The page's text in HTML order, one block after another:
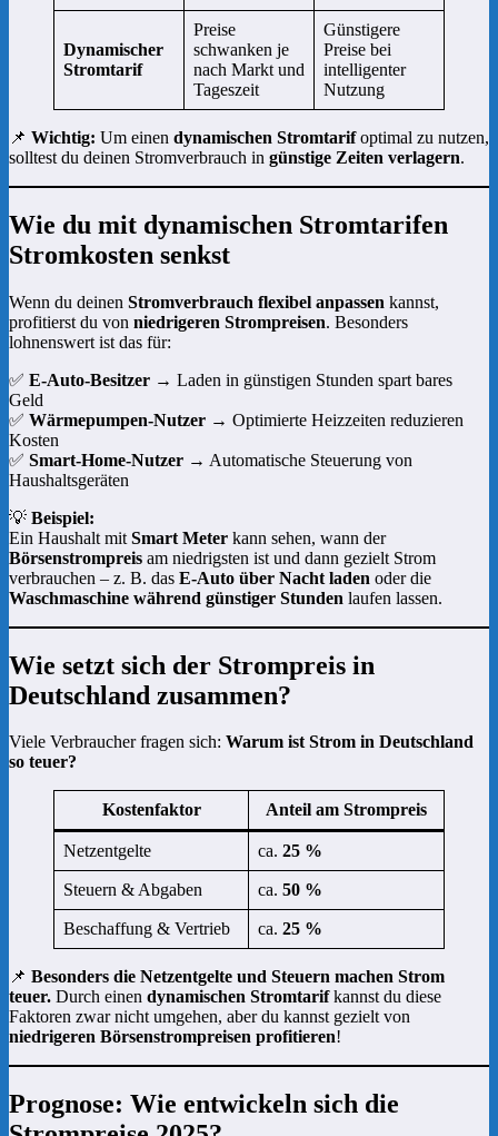
Dynamischer
Stromtarif
Preise
schwanken je
nach Markt und
Tageszeit
Günstigere
Preise bei
intelligenter
Nutzung
📌 Wichtig: Um einen dynamischen Stromtarifoptimal zu nutzen,
solltest du deinen Stromverbrauch in günstige Zeiten verlagern.
Wie du mit dynamischen Stromtarifen
Stromkosten senkst
Wenn du deinen Stromverbrauch flexibel anpassen kannst,
profitierst du von niedrigeren Strompreisen. Besonders
lohnenswert ist das für:
✅ E-Auto-Besitzer → Laden in günstigen Stunden spart bares
Geld
✅ Wärmepumpen-Nutzer → Optimierte Heizzeiten reduzieren
Kosten
✅ Smart-Home-Nutzer → Automatische Steuerung von
Haushaltsgeräten
💡 Beispiel:
Ein Haushalt mit Smart Meter kann sehen, wann der
Börsenstrompreis am niedrigsten ist und dann gezielt Strom
verbrauchen – z. B. das E-Auto über Nacht laden oder die
Waschmaschine während günstiger Stunden laufen lassen.
Wie setzt sich der Strompreis in
Deutschland zusammen?
Viele Verbraucher fragen sich: Warum ist Strom in Deutschland
so teuer?
Kostenfaktor Anteil am Strompreis
Netzentgelte ca. 25 %
Steuern & Abgaben ca. 50 %
Beschaffung & Vertrieb ca. 25 %
📌 Besonders die Netzentgelte und Steuern machen Strom
teuer. Durch einen dynamischen Stromtarifkannst du diese
Faktoren zwar nicht umgehen, aber du kannst gezielt von
niedrigeren Börsenstrompreisen profitieren!
Prognose: Wie entwickeln sich die